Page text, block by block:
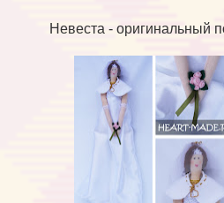
Невеста - оригинальный